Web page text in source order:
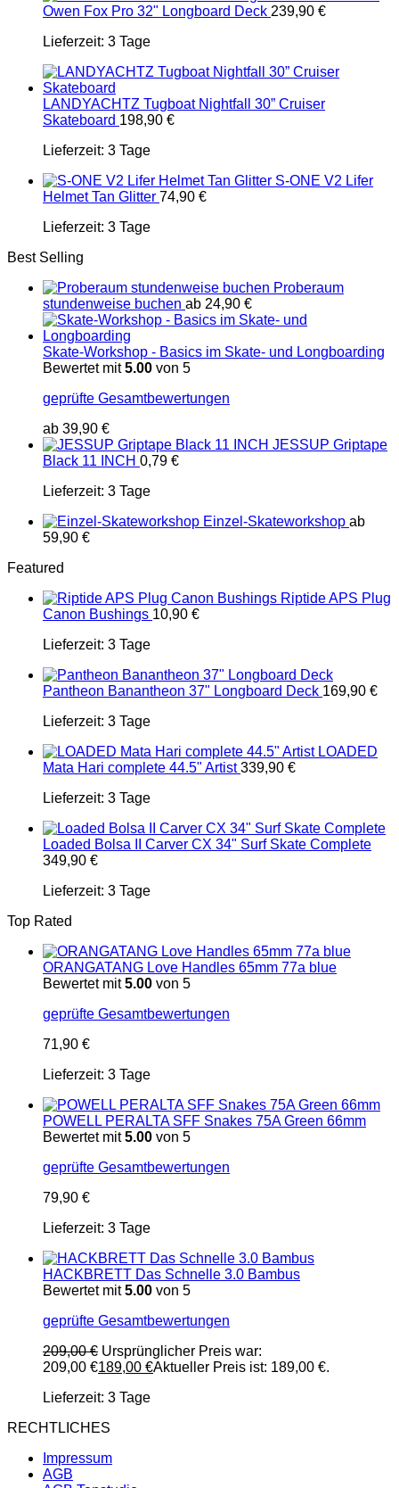
Owen Fox Pro 32" Longboard Deck 239,90 €
Lieferzeit: 3 Tage
LANDYACHTZ Tugboat Nightfall 30” Cruiser
Skateboard 198,90 €
Lieferzeit: 3 Tage
S-ONE V2 Lifer
Helmet Tan Glitter 74,90 €
Lieferzeit: 3 Tage
Best Selling
Proberaum
stundenweise buchen ab 24,90 €
Skate-Workshop - Basics im Skate- und Longboarding
Bewertet mit5.00 von 5
geprüfte Gesamtbewertungen
ab 39,90 €
JESSUP Griptape
Black 11 INCH 0,79 €
Lieferzeit: 3 Tage
Einzel-Skateworkshop ab
59,90 €
Featured
Riptide APS Plug
Canon Bushings 10,90 €
Lieferzeit: 3 Tage
Pantheon Banantheon 37" Longboard Deck 169,90 €
Lieferzeit: 3 Tage
LOADED
Mata Hari complete 44.5" Artist 339,90 €
Lieferzeit: 3 Tage
Loaded Bolsa II Carver CX 34" Surf Skate Complete
349,90 €
Lieferzeit: 3 Tage
Top Rated
ORANGATANG Love Handles 65mm 77a blue
Bewertet mit5.00 von 5
geprüfte Gesamtbewertungen
71,90 €
Lieferzeit: 3 Tage
POWELL PERALTA SFF Snakes 75A Green 66mm
Bewertet mit5.00 von 5
geprüfte Gesamtbewertungen
79,90 €
Lieferzeit: 3 Tage
HACKBRETT Das Schnelle 3.0 Bambus
Bewertet mit5.00 von 5
geprüfte Gesamtbewertungen
209,00€ Ursprünglicher Preis war:
209,00 €189,00 €Aktueller Preis ist: 189,00 €.
Lieferzeit: 3 Tage
RECHTLICHES
Impressum
AGB